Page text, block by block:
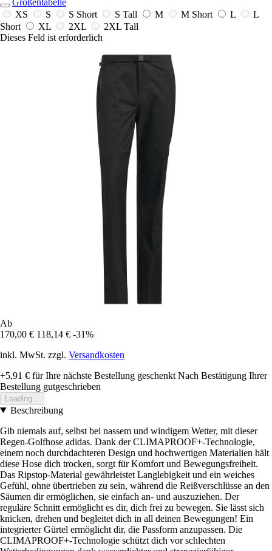
XS
S S Short S Tall M M Short L
L
Short
XL 2XL
2XL Tall
Dieses Feld ist erforderlich
Ab
170,00 € 118,14 € -31%
inkl. MwSt. zzgl. Versandkosten
+5,91 € für Ihre nächste Bestellung geschenkt Nach Bestätigung Ihrer
Bestellung gutgeschrieben
Loading...
Beschreibung
Gib niemals auf, selbst bei nassem und windigem Wetter, mit dieser
Regen-Golfhose adidas. Dank der CLIMAPROOF+-Technologie,
einem noch durchdachteren Design und hochwertigen Materialien hält
diese Hose dich trocken, sorgt für Komfort und Bewegungsfreiheit.
Das Ripstop-Material gewährleistet Langlebigkeit und ein weiches
Gefühl, ohne übertrieben zu sein, während die Reißverschlüsse an den
Säumen dir ermöglichen, sie einfach an- und auszuziehen. Der
reguläre Schnitt ermöglicht es dir, dich frei zu bewegen. Sie lässt sich
knicken, drehen und begleitet dich in all deinen Bewegungen! Ein
integrierter Gürtel ermöglicht dir, die Passform anzupassen. Die
CLIMAPROOF+-Technologie schützt dich vor schlechten